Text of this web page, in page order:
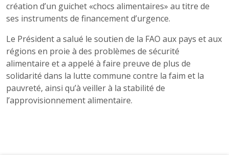
création d’un guichet «chocs alimentaires» au titre de
ses instruments de financement d’urgence.
Le Président a salué le soutien de la FAO aux pays et aux
régions en proie à des problèmes de sécurité
alimentaire et a appelé à faire preuve de plus de
solidarité dans la lutte commune contre la faim et la
pauvreté, ainsi qu’à veiller à la stabilité de
l’approvisionnement alimentaire.